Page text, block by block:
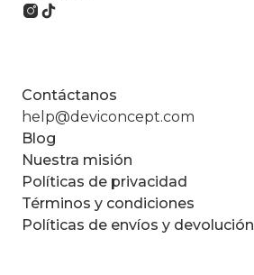
Contáctanos
help@deviconcept.com
Blog
Nuestra misión
Políticas de privacidad
Términos y condiciones
Políticas de envíos y devolución